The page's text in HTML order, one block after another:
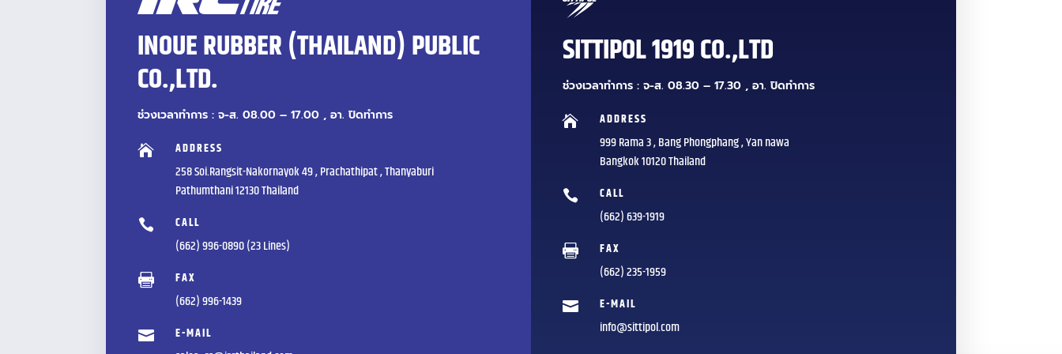
INOUE RUBBER (THAILAND) PUBLIC
CO.,LTD.
ช่วงเวลาทำการ : จ-ส. 08.00 – 17.00 , อา. ปิดทำการ
 ADDRESS
258 Soi.Rangsit-Nakornayok 49 , Prachathipat , Thanyaburi
Pathumthani 12130 Thailand
 CALL
(662) 996-0890 (23 Lines)
 FAX
(662) 996-1439
 E-MAIL
SITTIPOL 1919 CO.,LTD
ช่วงเวลาทำการ : จ-ส. 08.30 – 17.30 , อา. ปิดทำการ
 ADDRESS
999 Rama 3 , Bang Phongphang , Yan nawa
Bangkok 10120 Thailand
 CALL
(662) 639-1919
 FAX
(662) 235-1959
 E-MAIL
info@sittipol.com